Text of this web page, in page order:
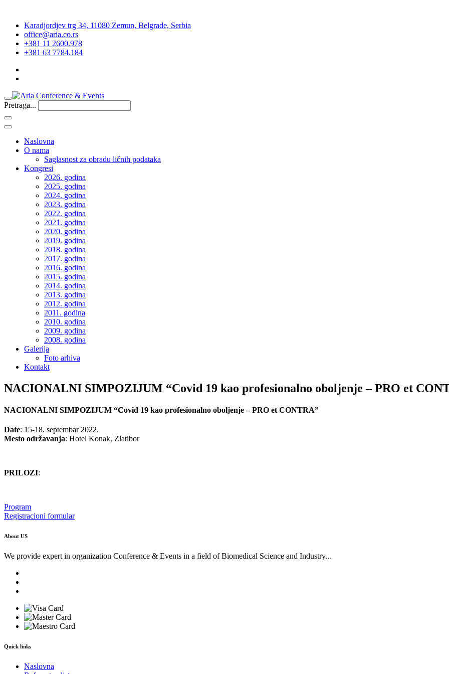
Karadjordjev trg 34, 11080 Zemun, Belgrade, Serbia
office@aria.co.rs
+381 11 2600.978
+381 63 7784.184
Pretraga...
Naslovna
O nama
Saglasnost za obradu ličnih podataka
Kongresi
2026. godina
2025. godina
2024. godina
2023. godina
2022. godina
2021. godina
2020. godina
2019. godina
2018. godina
2017. godina
2016. godina
2015. godina
2014. godina
2013. godina
2012. godina
2011. godina
2010. godina
2009. godina
2008. godina
Galerija
Foto arhiva
Kontakt
NACIONALNI SIMPOZIJUM “Covid 19 kao profesionalno oboljenje – PRO et
NACIONALNI SIMPOZIJUM “Covid 19 kao profesionalno oboljenje – PRO et CONTRA”
Date: 15-18. septembar 2022.
Mesto održavanja: Hotel Konak, Zlatibor
PRILOZI:
Program
Registracioni formular
About US
We provide expert in organization Conference & Events in a field of Biomedical Science and Industry...
Quick links
Naslovna